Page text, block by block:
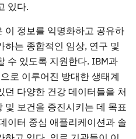
있다.
이 정보를 익명화하고 공유하
하는 종합적인 임상, 연구 및
수 있도록 지원한다. IBM과
로 이루어진 방대한 생태계
던 다양한 건강 데이터들을 처
및 보건을 증진시키는 데 목표
이터 중심 애플리케이션과 솔